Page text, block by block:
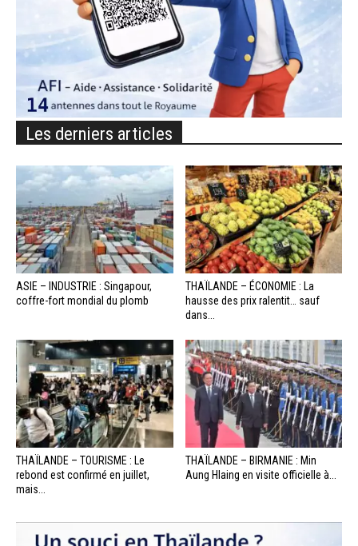
Les derniers articles
ASIE – INDUSTRIE : Singapour,
coffre-fort mondial du plomb
THAÏLANDE – ÉCONOMIE : La
hausse des prix ralentit… sauf
dans...
THAÏLANDE – TOURISME : Le
rebond est confirmé en juillet,
mais...
THAÏLANDE – BIRMANIE : Min
Aung Hlaing en visite officielle à...